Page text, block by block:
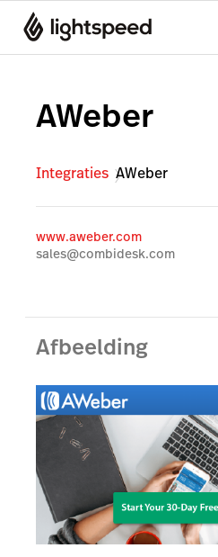
AWeber
Integraties AWeber
www.aweber.com
sales@combidesk.com
Afbeelding